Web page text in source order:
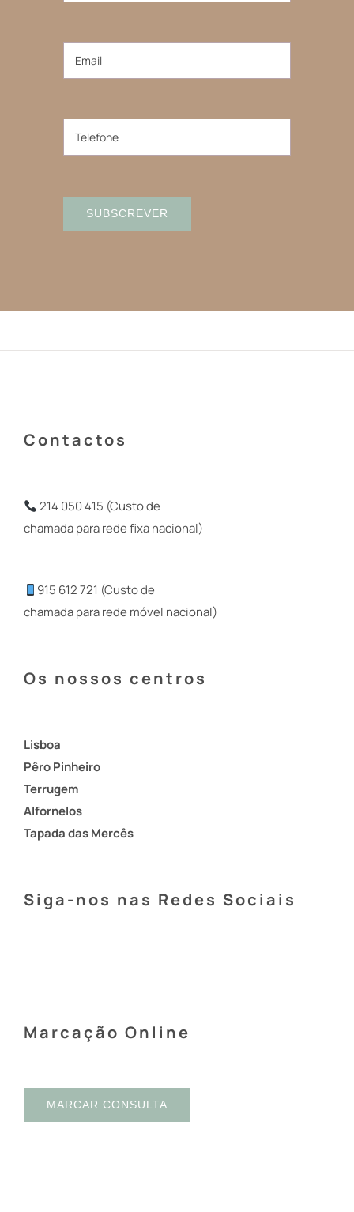
SUBSCREVER
Contactos
214 050 415 (Custo de
chamada para rede fixa nacional)
915 612 721 (Custo de
chamada para rede móvel nacional)
Os nossos centros
Lisboa
Pêro Pinheiro
Terrugem
Alfornelos
Tapada das Mercês
Siga-nos nas Redes Sociais
Marcação Online
MARCAR CONSULTA